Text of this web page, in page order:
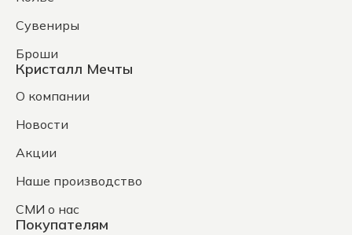
Сувениры
Броши
Кристалл Мечты
О компании
Новости
Акции
Наше производство
СМИ о нас
Покупателям